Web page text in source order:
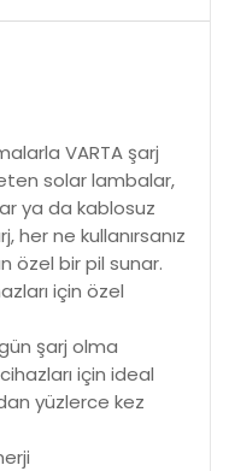
VARTA şarj
solar lambalar,
ya da kablosuz
her ne kullanırsanız
özel bir pil sunar.
için özel
şarj olma
için ideal
yüzlerce kez